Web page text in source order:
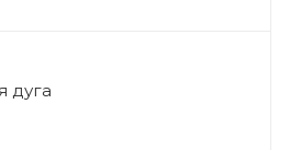
дуга